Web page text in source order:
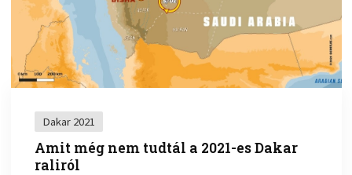
Dakar 2021
Amit még nem tudtál a 2021-es Dakar
raliról